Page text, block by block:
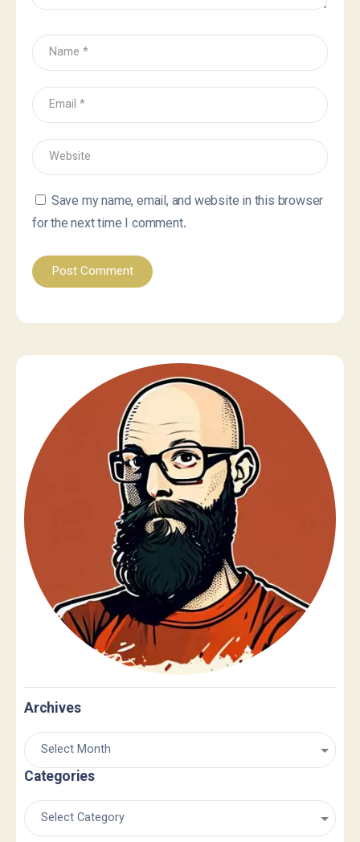
Save my name, email, and website in this browser
for the next time I comment.
Archives
Categories